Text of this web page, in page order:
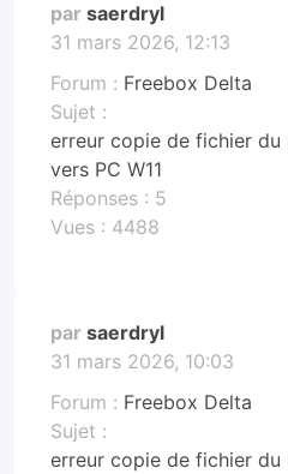
par saerdryl
31 mars 2026, 12:13
Forum : Freebox Delta
Sujet :
erreur copie de fichier du
vers PC W11
Réponses : 5
Vues : 4488
par saerdryl
31 mars 2026, 10:03
Forum : Freebox Delta
Sujet :
erreur copie de fichier du